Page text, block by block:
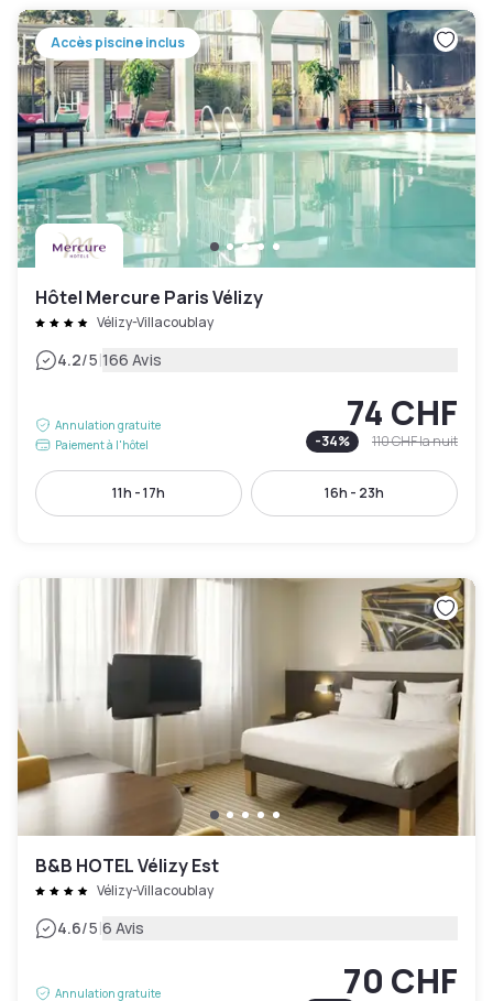
Accès piscine inclus
Hôtel Mercure Paris Vélizy
Vélizy-Villacoublay
4.2/5|166 Avis
Annulation gratuite
Paiement à l'hôtel
74 CHF
-34% 110 CHFla nuit
11h - 17h 16h - 23h
B&B HOTEL Vélizy Est
Vélizy-Villacoublay
4.6/5|6 Avis
Annulation gratuite
70 CHF